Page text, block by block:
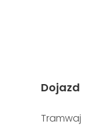
Dojazd
Tramwaj